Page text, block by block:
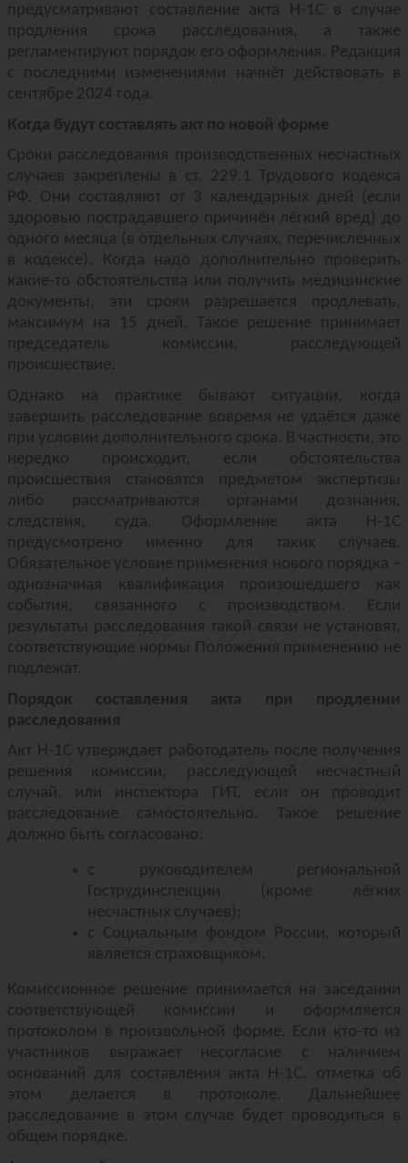
предусматривают составление акта Н-1С в случае
продления срока расследования, а также
регламентируют порядок его оформления. Редакция
с последними изменениями начнёт действовать в
сентябре 2024 года.
Когда будут составлять акт по новой форме
Сроки расследования производственных несчастных
случаев закреплены в ст. 229.1 Трудового кодекса
РФ. Они составляют от 3 календарных дней (если
здоровью пострадавшего причинён лёгкий вред) до
одного месяца (в отдельных случаях, перечисленных
в кодексе). Когда надо дополнительно проверить
какие-то обстоятельства или получить медицинские
документы, эти сроки разрешается продлевать,
максимум на 15 дней. Такое решение принимает
председатель комиссии, расследующей
происшествие.
Однако на практике бывают ситуации, когда
завершить расследование вовремя не удаётся даже
при условии дополнительного срока. В частности, это
нередко происходит, если обстоятельства
происшествия становятся предметом экспертизы
либо рассматриваются органами дознания,
следствия, суда. Оформление акта Н-1С
предусмотрено именно для таких случаев.
Обязательное условие применения нового порядка –
однозначная квалификация произошедшего как
события, связанного с производством. Если
результаты расследования такой связи не установят,
соответствующие нормы Положения применению не
подлежат.
Порядок составления акта при продлении
расследования
Акт Н-1С утверждает работодатель после получения
решения комиссии, расследующей несчастный
случай, или инспектора ГИТ, если он проводит
расследование самостоятельно. Такое решение
должно быть согласовано:
с руководителем региональной
Гострудинспекции (кроме лёгких
несчастных случаев);
с Социальным фондом России, который
является страховщиком.
Комиссионное решение принимается на заседании
соответствующей комиссии и оформляется
протоколом в произвольной форме. Если кто-то из
участников выражает несогласие с наличием
оснований для составления акта Н-1С, отметка об
этом делается в протоколе. Дальнейшее
расследование в этом случае будет проводиться в
общем порядке.